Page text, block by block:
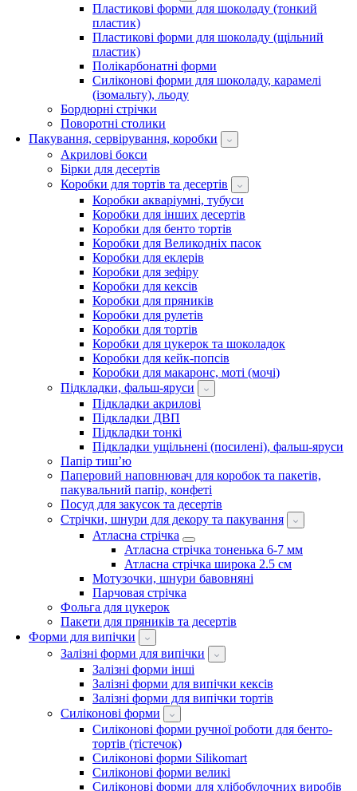
Пластикові форми для шоколаду (тонкий
пластик)
Пластикові форми для шоколаду (щільний
пластик)
Полікарбонатні форми
Силіконові форми для шоколаду, карамелі
(ізомальту), льоду
Бордюрні стрічки
Поворотні столики
Пакування, сервірування, коробки
Акрилові бокси
Бірки для десертів
Коробки для тортів та десертів
Коробки акваріумні, тубуси
Коробки для інших десертів
Коробки для бенто тортів
Коробки для Великодніх пасок
Коробки для еклерів
Коробки для зефіру
Коробки для кексів
Коробки для пряників
Коробки для рулетів
Коробки для тортів
Коробки для цукерок та шоколадок
Коробки для кейк-попсів
Коробки для макаронс, моті (мочі)
Підкладки, фальш-яруси
Підкладки акрилові
Підкладки ДВП
Підкладки тонкі
Підкладки ущільнені (посилені), фальш-яруси
Папір тиш’ю
Паперовий наповнювач для коробок та пакетів,
пакувальний папір, конфеті
Посуд для закусок та десертів
Стрічки, шнури для декору та пакування
Атласна стрічка
Атласна стрічка тоненька 6-7 мм
Атласна стрічка широка 2.5 см
Мотузочки, шнури бавовняні
Парчовая стрічка
Фольга для цукерок
Пакети для пряників та десертів
Форми для випічки
Залізні форми для випічки
Залізні форми інші
Залізні форми для випічки кексів
Залізні форми для випічки тортів
Силіконові форми
Силіконові форми ручної роботи для бенто-
тортів (тістечок)
Силіконові форми Silikomart
Силіконові форми великі
Силіконові форми для хлібобулочних виробів